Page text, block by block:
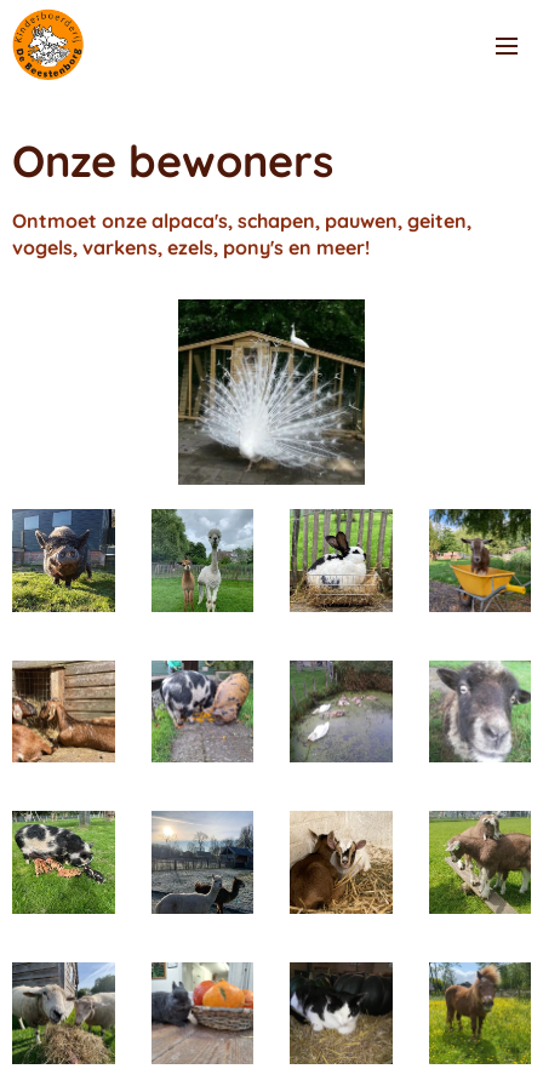
Onze bewoners
Ontmoet onze alpaca's, schapen, pauwen, geiten,
vogels, varkens, ezels, pony's en meer!